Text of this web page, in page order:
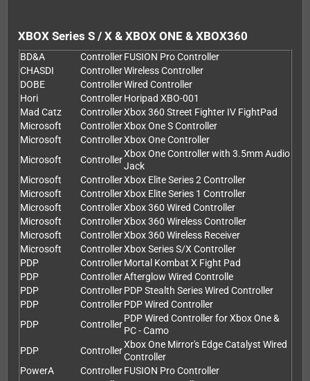
XBOX Series S / X & XBOX ONE & XBOX360
BD&A ControllerFUSION Pro Controller
CHASDI
ControllerWireless Controller
DOBE
ControllerWired Controller
Hori
ControllerHoripad XBO-001
Mad Catz
ControllerXbox 360 Street Fighter IV FightPad
Microsoft
ControllerXbox One S Controller
Microsoft
ControllerXbox One Controller
Microsoft
Controller
Xbox One Controller with 3.5mm Audio
Jack
Microsoft
ControllerXbox Elite Series 2 Controller
Microsoft
ControllerXbox Elite Series 1 Controller
Microsoft
ControllerXbox 360 Wired Controller
Microsoft
ControllerXbox 360 Wireless Controller
Microsoft
ControllerXbox 360 Wireless Receiver
Microsoft
ControllerXbox Series S/X Controller
PDP
ControllerMortal Kombat X Fight Pad
PDP
ControllerAfterglow Wired Controlle
PDP
ControllerPDP Stealth Series Wired Controller
PDP
ControllerPDP Wired Controller
PDP
Controller
PDP Wired Controller for Xbox One &
PC - Camo
PDP
Controller
Xbox One Mirror's Edge Catalyst Wired
Controller
PowerA
ControllerFUSION Pro Controller